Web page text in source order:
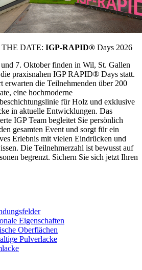
THE DATE: IGP-RAPID® Days 2026
7. Oktober finden in Wil, St. Gallen
praxisnahen IGP RAPID® Days statt.
erwarten die Teilnehmenden über 200
eine hochmoderne
für Holz und exklusive
in aktuelle Entwicklungen. Das
IGP Team begleitet Sie persönlich
gesamten Event und sorgt für ein
Erlebnis mit vielen Eindrücken und
Die Teilnehmerzahl ist bewusst auf
begrenzt. Sichern Sie sich jetzt Ihren
Eigenschaften
Oberflächen
Pulverlacke